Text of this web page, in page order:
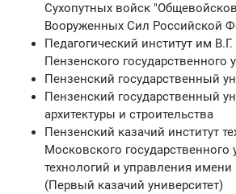
Сухопутных войск
Вооруженных Сил Российской
Педагогический институт им
Пензенского государственного
Пензенский государственный
Пензенский государственный
архитектуры и строительства
Пензенский казачий институт
Московского государственного
технологий и управления имени
(Первый казачий университет)